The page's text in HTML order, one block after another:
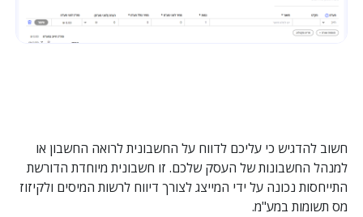
חשוב להדגיש כי עליכם לדווח על החשבונית לרואה החשבון או
למנהל החשבונות של העסק שלכם. זו חשבונית מיוחדת הדורשת
התייחסות נכונה על ידי המייצג לצורך דיווח לרשות המיסים ולקיזוז
מס תשומות במע"מ.